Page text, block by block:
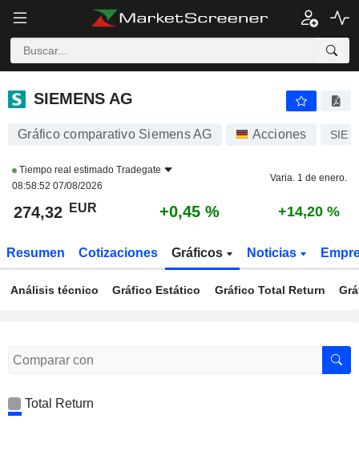
SIEMENS AG
SIEMENS AG
Gráfico comparativo Siemens AG Acciones SIE
Tiempo real estimado Tradegate
08:58:52 07/08/2026
Varia. 1 de enero.
274,32 EUR +0,45 % +14,20 %
Resumen Cotizaciones Gráficos Noticias
Análisis técnico Gráfico Estático Gráfico Total Return
Total Return